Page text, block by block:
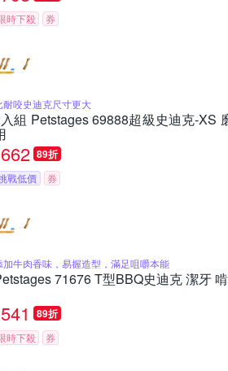
時下殺 券
耐咬史迪克尺寸更大
組 Petstages 69888超級史迪克-XS
662 89折
戰低價 券
加牛肉香味，易握造型，滿足咀嚼本能
71676 T型BBQ史迪克 潔牙
541 89折
時下殺 券